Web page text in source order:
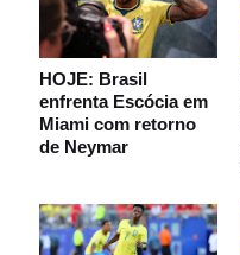
HOJE: Brasil
enfrenta Escócia em
Miami com retorno
de Neymar